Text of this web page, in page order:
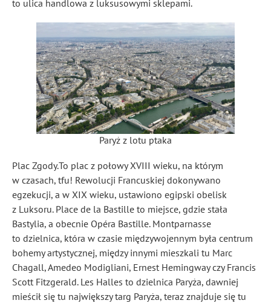
to ulica handlowa z luksusowymi sklepami.
Paryż z lotu ptaka
Plac Zgody.To plac z połowy XVIII wieku, na którym
w czasach, tfu! Rewolucji Francuskiej dokonywano
egzekucji, a w XIX wieku, ustawiono egipski obelisk
z Luksoru. Place de la Bastille to miejsce, gdzie stała
Bastylia, a obecnie Opéra Bastille. Montparnasse
to dzielnica, która w czasie międzywojennym była centrum
bohemy artystycznej, między innymi mieszkali tu Marc
Chagall, Amedeo Modigliani, Ernest Hemingway czy Francis
Scott Fitzgerald. Les Halles to dzielnica Paryża, dawniej
mieścił się tu największy targ Paryża, teraz znajduje się tu